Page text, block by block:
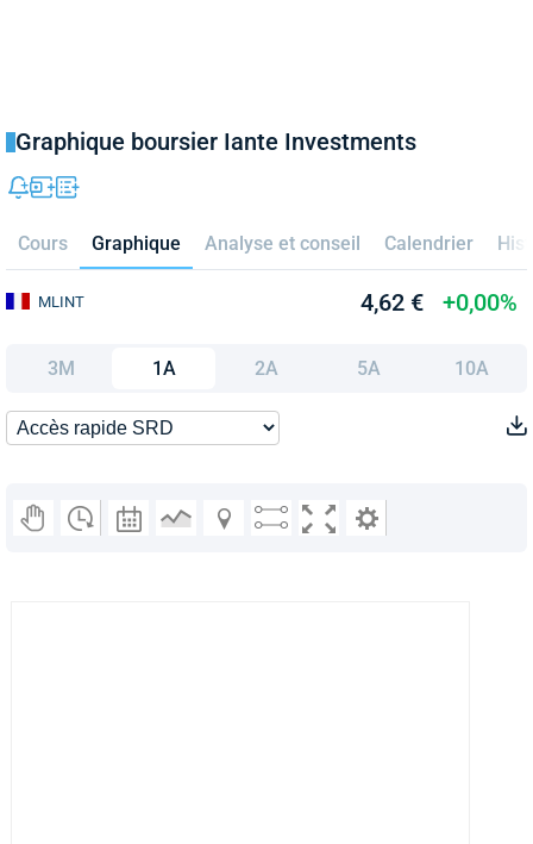
Graphique boursier Iante Investments
Cours Graphique Analyse et conseil Calendrier
MLINT 4,62 € +0,00%
3M 1A 2A 5A 10A